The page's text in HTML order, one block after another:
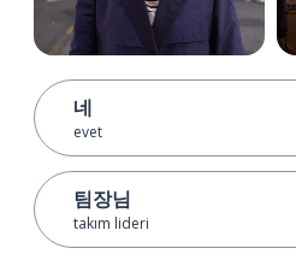
네
evet
팀장님
takım lideri